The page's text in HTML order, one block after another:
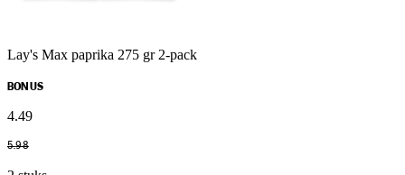
Lay's Max paprika 275 gr 2-pack
BONUS
4.49
5.98